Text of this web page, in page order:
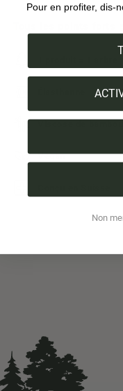
Vegan
Pour en profiter, dis-
Non